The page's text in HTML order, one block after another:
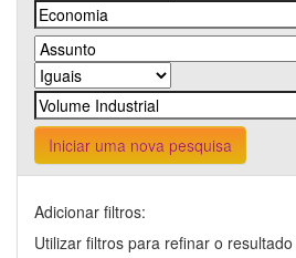
Iniciar uma nova pesquisa
Adicionar filtros:
Utilizar filtros para refinar o